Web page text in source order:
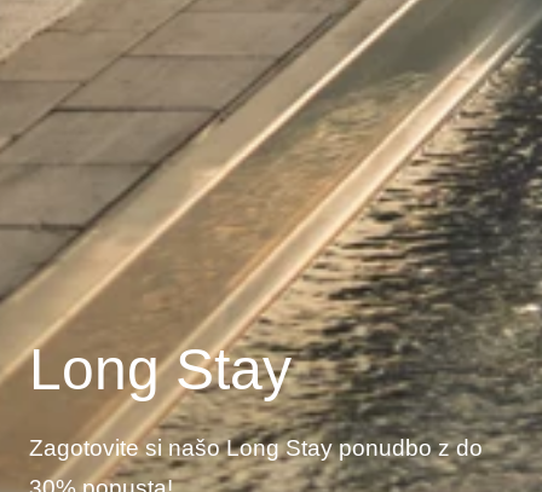
Long Stay
Zagotovite si našo Long Stay ponudbo z do